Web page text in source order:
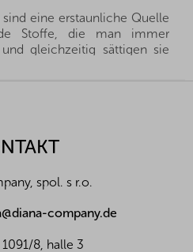
eine erstaunliche Quelle
Stoffe, die man immer
gleichzeitig sättigen sie
welche Sorte für die
der guten Beziehungen
Vertretungen direkt von
der besten Nüsse und
zu erhalten. Aus diesem
Waren für Sie und Ihre
spol. s r.o.
company.de
8, halle 3